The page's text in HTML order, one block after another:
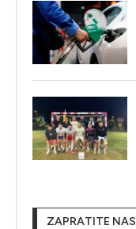
ZAPRATITE NAS